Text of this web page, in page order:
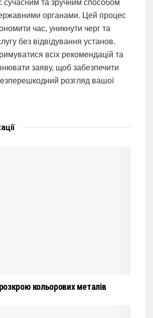
сучасним та зручним способом
органами. Цей процес
час, уникнути черг та
без відвідування установ.
всіх рекомендацій та
заяву, щоб забезпечити
розгляд вашої
кольорових металів